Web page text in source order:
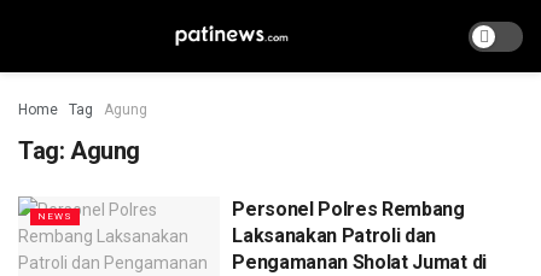
Home Tag Agung
Tag: Agung
NEWS
Personel Polres Rembang
Laksanakan Patroli dan
Pengamanan Sholat Jumat di